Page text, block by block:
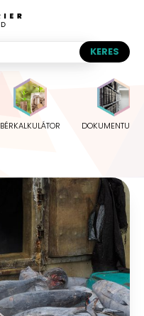
BÉRKALKULÁTOR